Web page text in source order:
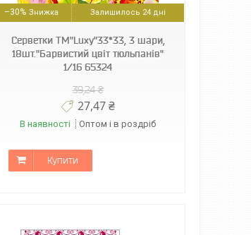
–30% Залишилось 24 дні
Серветки ТМ"Luxy"33*33, 3 шари,
18шт."Барвистий цвіт тюльпанів"
1/16 65324
39,24 ₴
27,47 ₴
В наявності Оптом і в роздріб
Купити